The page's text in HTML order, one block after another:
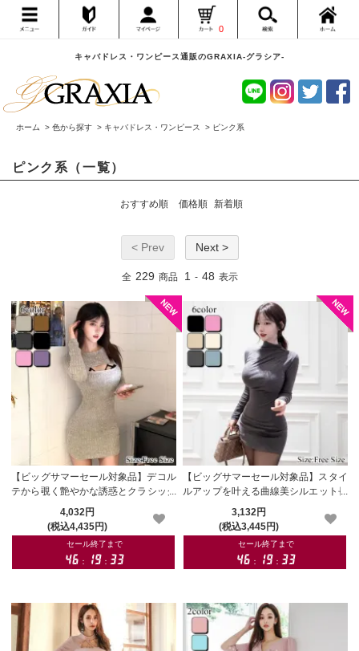
キャバドレス・ワンピース通販のGRAXIA-グラシア-
0
ホーム > 色から探す > キャバドレス・ワンピース > ピンク系
ピンク系（一覧）
おすすめ順 価格順 新着順
< Prev Next >
全 229 商品 1 - 48 表示
【ビッグサマーセール対象品】デコル
テから覗く艶やかな誘惑とクラシック
な気品が融合したツイード調ストライ
プニットワンピース(キャバドレス・C
ABARETDRESS)
4,032円
(税込4,435円)
【ビッグサマーセール対象品】スタイ
ルアップを叶える曲線美シルエット長
袖モックネックタイトミニワンピース
(キャバドレス・CABARETDRESS)
3,132円
(税込3,445円)